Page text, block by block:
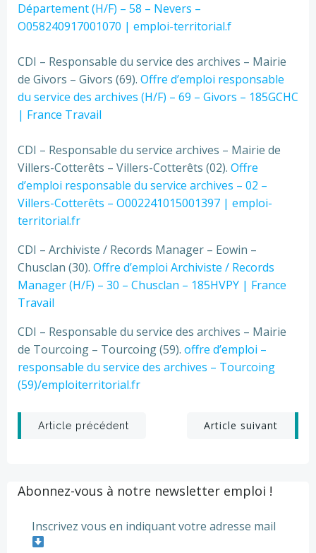
Département (H/F) – 58 – Nevers –
O058240917001070 | emploi-territorial.f
CDI – Responsable du service des archives – Mairie
de Givors – Givors (69). Offre d’emploi responsable
du service des archives (H/F) – 69 – Givors – 185GCHC
| France Travail
CDI – Responsable du service archives – Mairie de
Villers-Cotterêts – Villers-Cotterêts (02). Offre
d’emploi responsable du service archives – 02 –
Villers-Cotterêts – O002241015001397 | emploi-
territorial.fr
CDI – Archiviste / Records Manager – Eowin –
Chusclan (30). Offre d’emploi Archiviste / Records
Manager (H/F) – 30 – Chusclan – 185HVPY | France
Travail
CDI – Responsable du service des archives – Mairie
de Tourcoing – Tourcoing (59). offre d’emploi –
responsable du service des archives – Tourcoing
(59)/emploiterritorial.fr
Post
Article précédent
PostArticle suivant
Abonnez-vous à notre newsletter emploi !
Inscrivez vous en indiquant votre adresse mail